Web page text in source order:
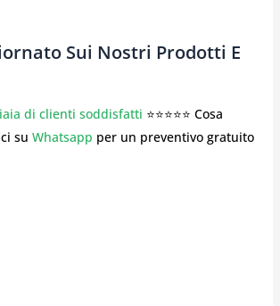
Sui Nostri Prodotti E
di clienti soddisfatti ⭐⭐⭐⭐⭐ Cosa
su Whatsapp per un preventivo gratuito